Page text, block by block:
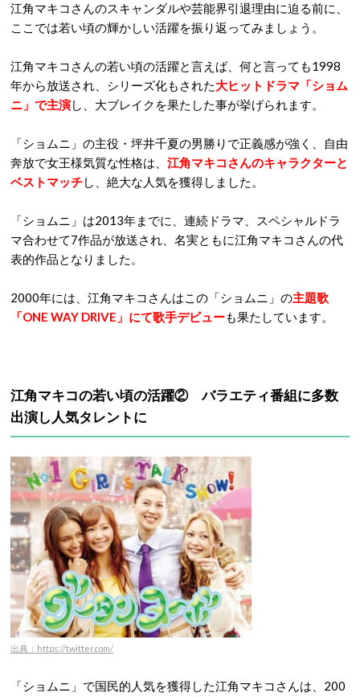
江角マキコさんのスキャンダルや芸能界引退理由に迫る前に、
ここでは若い頃の輝かしい活躍を振り返ってみましょう。
江角マキコさんの若い頃の活躍と言えば、何と言っても1998
年から放送され、シリーズ化もされた大ヒットドラマ「ショム
ニ」で主演し、大ブレイクを果たした事が挙げられます。
「ショムニ」の主役・坪井千夏の男勝りで正義感が強く、自由
奔放で女王様気質な性格は、 江角マキコさんのキャラクターと
ベストマッチし、絶大な人気を獲得しました。
「ショムニ」は2013年までに、連続ドラマ、スペシャルドラ
マ合わせて7作品が放送され、名実ともに江角マキコさんの代
表的作品となりました。
2000年には、江角マキコさんはこの「ショムニ」の主題歌
「ONE WAY DRIVE」にて歌手デビューも果たしています。
江角マキコの若い頃の活躍② バラエティ番組に多数
出演し人気タレントに
出典：https://twitter.com/
「ショムニ」で国民的人気を獲得した江角マキコさんは、200